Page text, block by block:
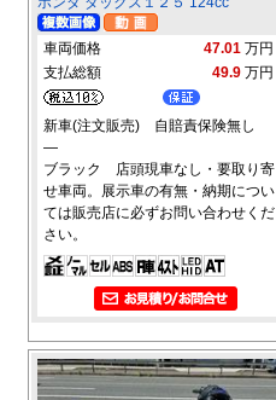
車両価格 47.01 万円
支払総額
49.9 万円
新車(注文販売) 自賠責保険無し
―
ブラック 店頭現車なし・要取り寄
せ車両。展示車の有無・納期につい
ては販売店に必ずお問い合わせくだ
さい。